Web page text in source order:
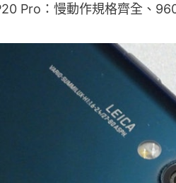
Pro：慢動作規格齊全、